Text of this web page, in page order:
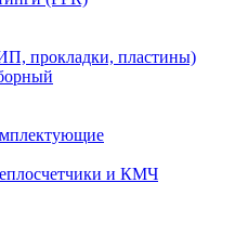
прокладки, пластины)
и КМЧ